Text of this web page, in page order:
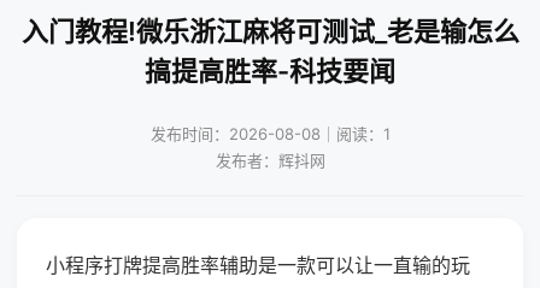
入门教程!微乐浙江麻将可测试_老是输怎么
搞提高胜率-科技要闻
发布时间：2026-08-08｜阅读：1
发布者：辉抖网
小程序打牌提高胜率辅助是一款可以让一直输的玩